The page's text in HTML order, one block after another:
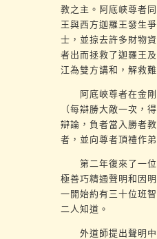
教之主。阿底峽尊者
王與西方迦羅王發生
士，並掠去許多財物
者出而拯救了迦羅王
江為雙方講和，解救
阿底峽尊者在金剛
（每辯勝大敵一次，
辯論，負者當入勝者
者，並向尊者頂禮作
第二年復來了一位
極善巧精通聲明和因
一開始約有三十位班
二人知道。
外道師提出聲明中